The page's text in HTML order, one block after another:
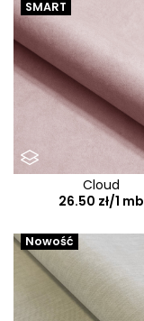
SMART
Cloud
26.50 zł/1 mb
Nowość